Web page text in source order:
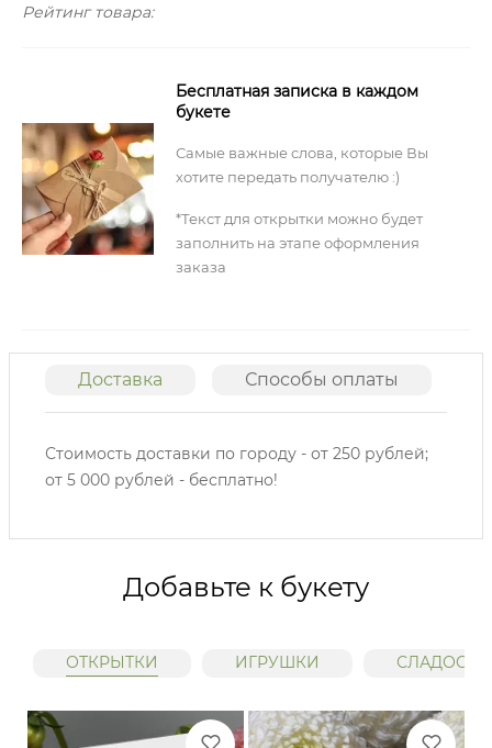
Рейтинг товара:
Бесплатная записка в каждом
букете
Самые важные слова, которые Вы
хотите передать получателю :)
*Текст для открытки можно будет
заполнить на этапе оформления
заказа
Доставка Способы оплаты
Стоимость доставки по городу - от 250 рублей;
от 5 000 рублей - бесплатно!
Добавьте к букету
ОТКРЫТКИ ИГРУШКИ СЛАДОСТИ